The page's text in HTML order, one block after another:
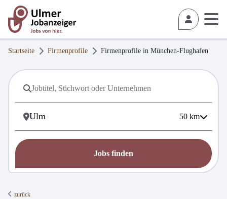
Startseite Firmenprofile Firmenprofile in München-Flughafen
50 km
Jobs finden
zurück